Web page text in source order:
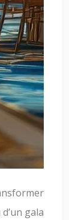
gala